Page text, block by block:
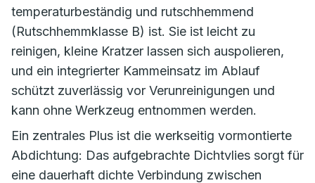
temperaturbeständig und rutschhemmend
(Rutschhemmklasse B) ist. Sie ist leicht zu
reinigen, kleine Kratzer lassen sich auspolieren,
und ein integrierter Kammeinsatz im Ablauf
schützt zuverlässig vor Verunreinigungen und
kann ohne Werkzeug entnommen werden.
Ein zentrales Plus ist die werkseitig vormontierte
Abdichtung: Das aufgebrachte Dichtvlies sorgt für
eine dauerhaft dichte Verbindung zwischen